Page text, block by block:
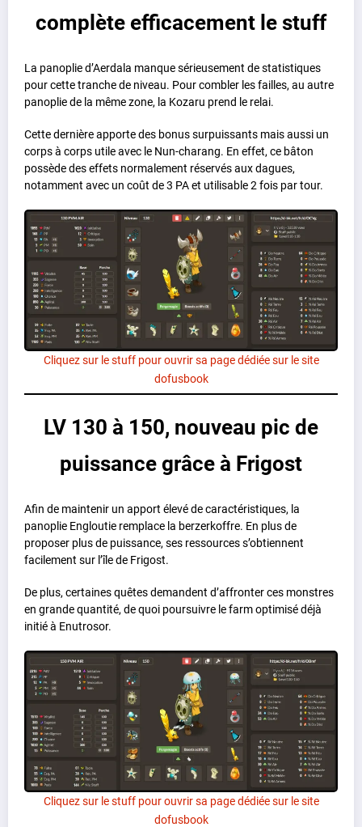
complète efficacement le stuff
La panoplie d’Aerdala manque sérieusement de statistiques
pour cette tranche de niveau. Pour combler les failles, au autre
panoplie de la même zone, la Kozaru prend le relai.
Cette dernière apporte des bonus surpuissants mais aussi un
corps à corps utile avec le Nun-charang. En effet, ce bâton
possède des effets normalement réservés aux dagues,
notamment avec un coût de 3 PA et utilisable 2 fois par tour.
Cliquez sur le stuff pour ouvrir sa page dédiée sur le site
dofusbook
LV 130 à 150, nouveau pic de
puissance grâce à Frigost
Afin de maintenir un apport élevé de caractéristiques, la
panoplie Engloutie remplace la berzerkoffre. En plus de
proposer plus de puissance, ses ressources s’obtiennent
facilement sur l’île de Frigost.
De plus, certaines quêtes demandent d’affronter ces monstres
en grande quantité, de quoi poursuivre le farm optimisé déjà
initié à Enutrosor.
Cliquez sur le stuff pour ouvrir sa page dédiée sur le site
dofusbook